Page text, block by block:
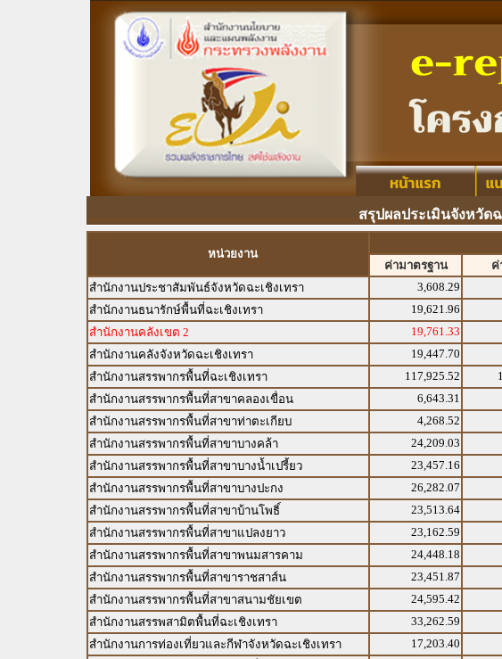
สรุปผลประเมินจังหวัด
หน่วยงาน
ค่ามาตรฐาน
ค่
สำนักงานประชาสัมพันธ์จังหวัดฉะเชิงเทรา
3,608.29
สำนักงานธนารักษ์พื้นที่ฉะเชิงเทรา
19,621.96
สำนักงานคลังเขต 2
19,761.33
สำนักงานคลังจังหวัดฉะเชิงเทรา
19,447.70
สำนักงานสรรพากรพื้นที่ฉะเชิงเทรา
117,925.52
สำนักงานสรรพากรพื้นที่สาขาคลองเขื่อน
6,643.31
สำนักงานสรรพากรพื้นที่สาขาท่าตะเกียบ
4,268.52
สำนักงานสรรพากรพื้นที่สาขาบางคล้า
24,209.03
สำนักงานสรรพากรพื้นที่สาขาบางน้ำเปรี้ยว
23,457.16
สำนักงานสรรพากรพื้นที่สาขาบางปะกง
26,282.07
สำนักงานสรรพากรพื้นที่สาขาบ้านโพธิ์
23,513.64
สำนักงานสรรพากรพื้นที่สาขาแปลงยาว
23,162.59
สำนักงานสรรพากรพื้นที่สาขาพนมสารคาม
24,448.18
สำนักงานสรรพากรพื้นที่สาขาราชสาส์น
23,451.87
สำนักงานสรรพากรพื้นที่สาขาสนามชัยเขต
24,595.42
สำนักงานสรรพสามิตพื้นที่ฉะเชิงเทรา
33,262.59
สำนักงานการท่องเที่ยวและกีฬาจังหวัดฉะเชิงเทรา
17,203.40